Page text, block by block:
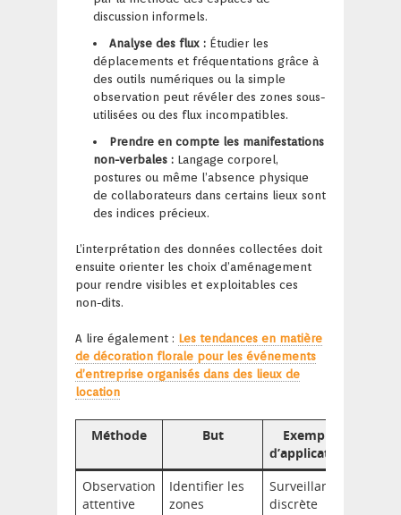
discussion informels.
Analyse des flux : Étudier les
déplacements et fréquentations grâce à
des outils numériques ou la simple
observation peut révéler des zones sous-
utilisées ou des flux incompatibles.
Prendre en compte les manifestations
non-verbales : Langage corporel,
postures ou même l’absence physique
de collaborateurs dans certains lieux sont
des indices précieux.
L’interprétation des données collectées doit
ensuite orienter les choix d’aménagement
pour rendre visibles et exploitables ces
non-dits.
A lire également : Les tendances en matière
de décoration florale pour les événements
d’entreprise organisés dans des lieux de
location
Méthode But
Exemple
d’application
Observation
attentive
Identifier les
zones
Surveillance
discrète